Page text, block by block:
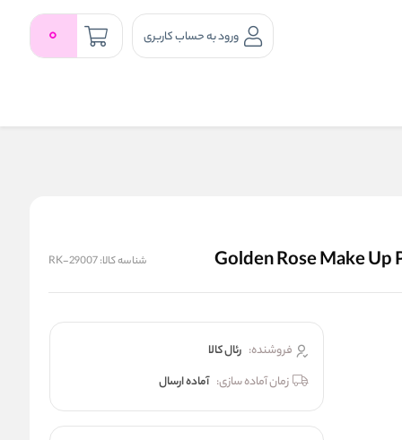
ورود به حساب کاربری 0
شناسه کالا:RK-29007
فروشنده: رئال كالا
زمان آماده سازی: آماده ارسال